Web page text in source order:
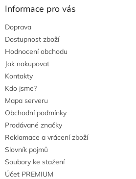
Informace pro vás
Doprava
Dostupnost zboží
Hodnocení obchodu
Jak nakupovat
Kontakty
Kdo jsme?
Mapa serveru
Obchodní podmínky
Prodávané značky
Reklamace a vrácení zboží
Slovník pojmů
Soubory ke stažení
Účet PREMIUM